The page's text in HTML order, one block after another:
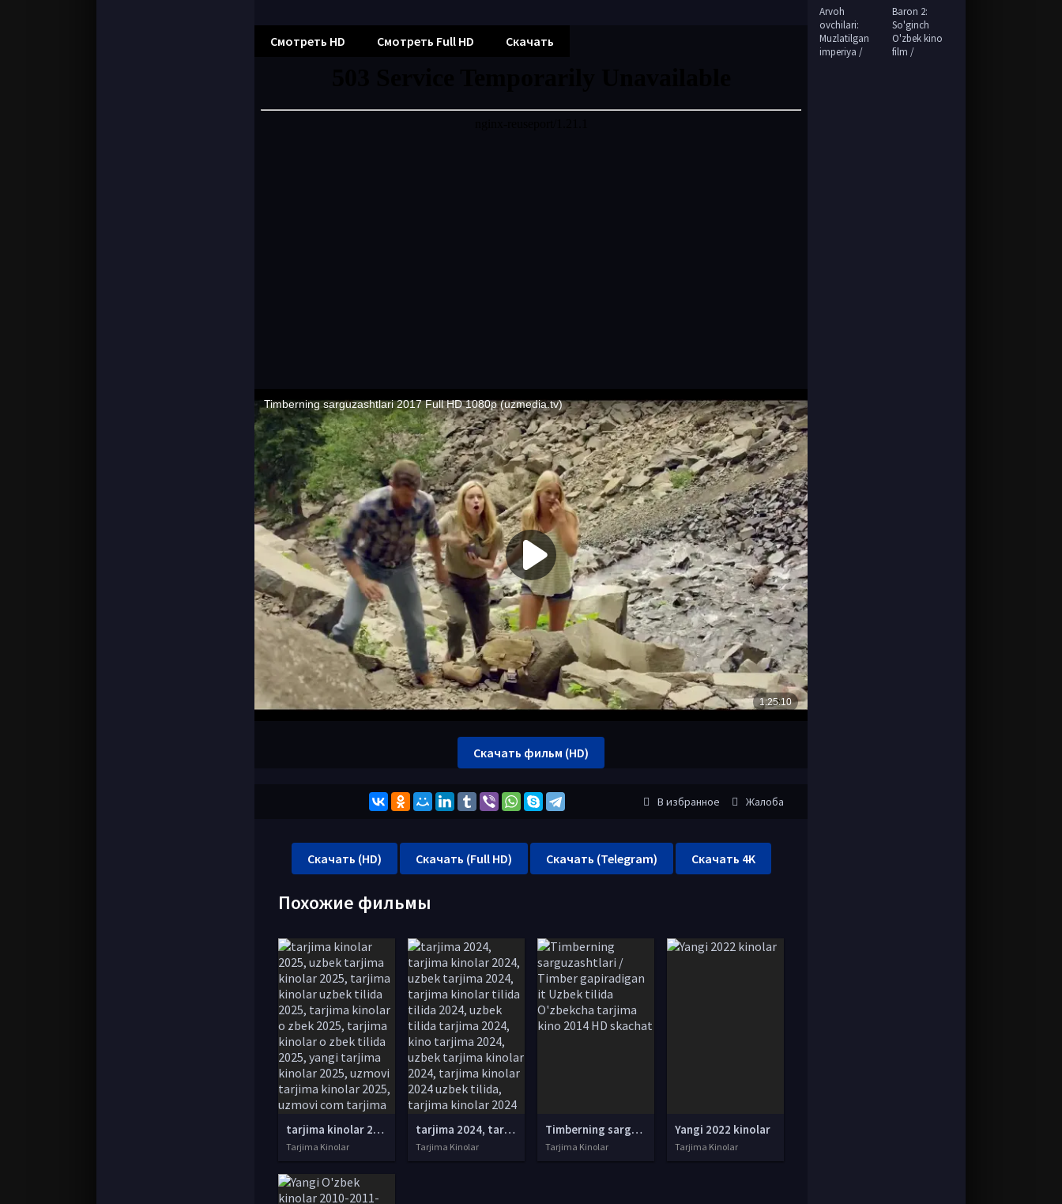
Смотреть HD Смотреть Full HD Скачать
Скачать фильм (HD)
В избранное Жалоба
Скачать (HD) Скачать (Full HD) Скачать (Telegram) Скачать 4K
Похожие фильмы
tarjima kinolar 2025, uzbek tarjima kinolar 2025, tarjima kinolar uzbek tilida 2025, tarjima kinolar o zbek 2025, tarjima kinolar o zbek tilida 2025, yangi tarjima kinolar 2025, uzmovi tarjima kinolar 2025, uzmovi com tarjima kinolar 2025, uzbekcha t
Tarjima Kinolar
tarjima 2024, tarjima kinolar 2024, uzbek tarjima 2024, tarjima kinolar tilida tilida 2024, uzbek tilida tarjima 2024, kino tarjima 2024, uzbek tarjima kinolar 2024, tarjima kinolar 2024 uzbek tilida, tarjima kinolar 2024 o zbek, tarjima kinolar 2024
Tarjima Kinolar
Timberning sarguzashtlari / Timber gapiradigan it Uzbek tilida O'zbekcha tarjima kino 2014 HD skachat
Tarjima Kinolar
Yangi 2022 kinolar
Tarjima Kinolar
Arvoh
ovchilari:
Muzlatilgan
imperiya /
Baron 2:
So'ginch
O'zbek kino
film /